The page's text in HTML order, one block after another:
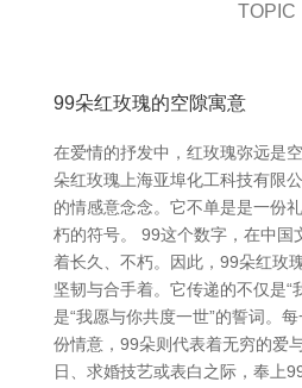
TOPIC
99朵红玫瑰的空隙寓意
在爱情的抒发中，红玫瑰弥远是
朵红玫瑰上海亚埠化工科技有限
的情感意念念。它不单是是一份
朽的符号。 99这个数字，在中国
着长久、不朽。因此，99朵红玫
坚韧与合手着。它传递的不仅是“
是“我愿与你共度一世”的誓词。
份情意，99朵则代表着无穷的爱
日、求婚技艺或表白之际，奉上